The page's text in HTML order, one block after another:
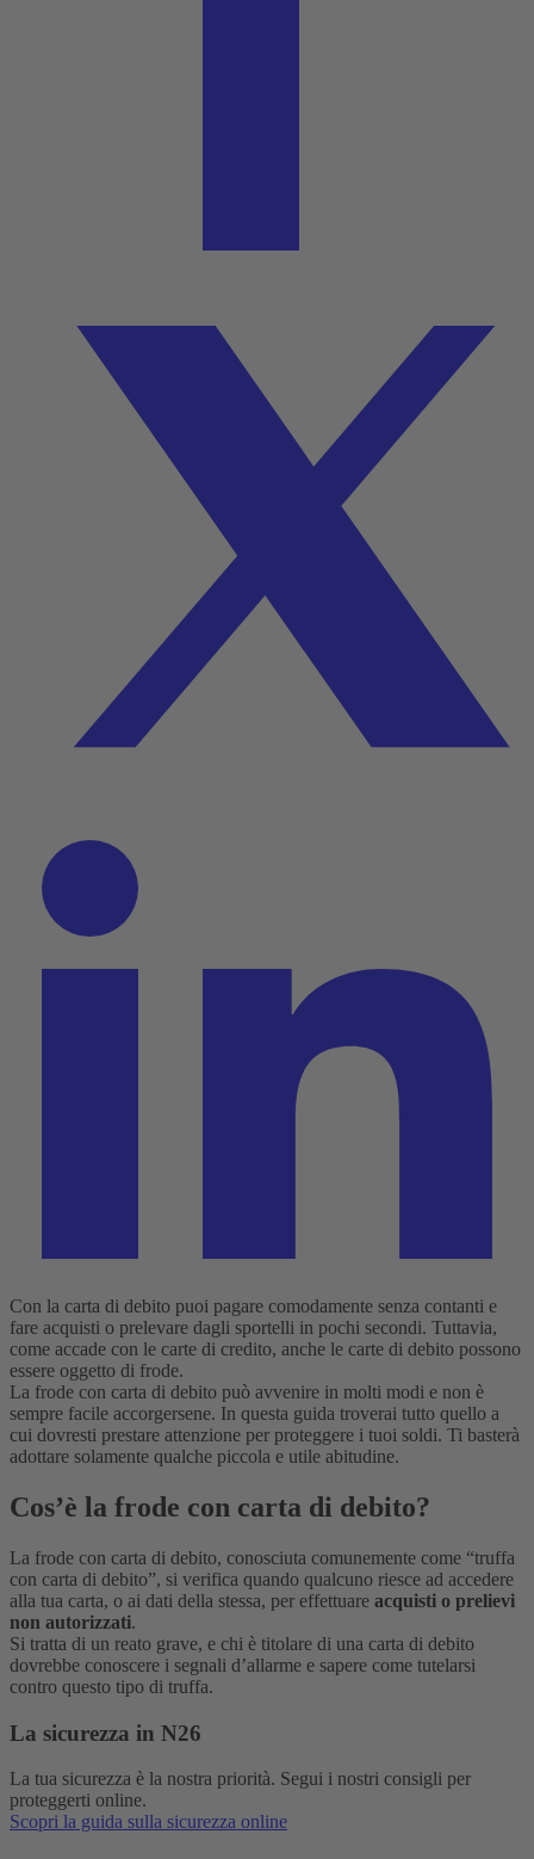
Con la carta di debito puoi pagare comodamente senza contanti e
fare acquisti o prelevare dagli sportelli in pochi secondi. Tuttavia,
come accade con le carte di credito, anche le carte di debito possono
essere oggetto di frode.
La frode con carta di debito può avvenire in molti modi e non è
sempre facile accorgersene. In questa guida troverai tutto quello a
cui dovresti prestare attenzione per proteggere i tuoi soldi. Ti basterà
adottare solamente qualche piccola e utile abitudine.
Cos’è la frode con carta di debito?
La frode con carta di debito, conosciuta comunemente come “truffa
con carta di debito”, si verifica quando qualcuno riesce ad accedere
alla tua carta, o ai dati della stessa, per effettuare acquisti o prelievi
non autorizzati.
Si tratta di un reato grave, e chi è titolare di una carta di debito
dovrebbe conoscere i segnali d’allarme e sapere come tutelarsi
contro questo tipo di truffa.
La sicurezza in N26
La tua sicurezza è la nostra priorità. Segui i nostri consigli per
proteggerti online.
Scopri la guida sulla sicurezza online